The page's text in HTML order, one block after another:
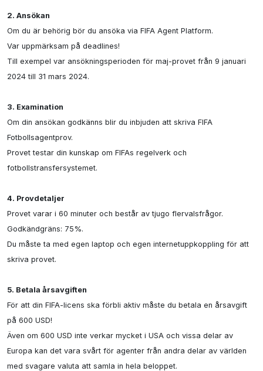
2. Ansökan
Om du är behörig bör du ansöka via FIFA Agent Platform.
Var uppmärksam på deadlines!
Till exempel var ansökningsperioden för maj-provet från 9 januari
2024 till 31 mars 2024.
3. Examination
Om din ansökan godkänns blir du inbjuden att skriva FIFA
Fotbollsagentprov.
Provet testar din kunskap om FIFAs regelverk och
fotbollstransfersystemet.
4. Provdetaljer
Provet varar i 60 minuter och består av tjugo flervalsfrågor.
Godkändgräns: 75%.
Du måste ta med egen laptop och egen internetuppkoppling för att
skriva provet.
5. Betala årsavgiften
För att din FIFA-licens ska förbli aktiv måste du betala en årsavgift
på 600 USD!
Även om 600 USD inte verkar mycket i USA och vissa delar av
Europa kan det vara svårt för agenter från andra delar av världen
med svagare valuta att samla in hela beloppet.